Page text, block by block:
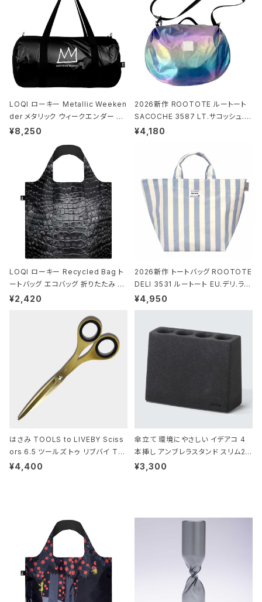
LOQI ローキー Metallic Weeken
der メタリック ウィークエンダー ボ
ストンバッグ ショルダーバッグ JEAN
ck ジャン=ミッシェル・バスキア/クラ
ウン ブラック
¥8,250
2026新作 ROOTOTE ルートート
SACOCHE 3587 LT.サコッシュ.ル
ミエ-B ショルダーバッグ グロスネイ
¥4,180
LOQI ローキー Recycled Bag ト
ートバッグ エコバッグ 折りたたみ 大
きめ 撥水加工 収納ポーチ CROCO
¥2,420
2026新作 トートバッグ ROOTOTE
DELI 3531 ルートート EU.デリ.ラミ
ネート-W サックス・ホワイト
¥4,950
はさみ TOOLS to LIVEBY Sciss
ors 6.5 ツールズ トゥ リブバイ TL
010 シザーズ 6.5 ゴールド
¥4,400
傘立て 環境にやさしい イデアコ 4
本挿し アンブレラスタンド スリム2 i
deaco Umbrella Stand slim2 s
¥3,300